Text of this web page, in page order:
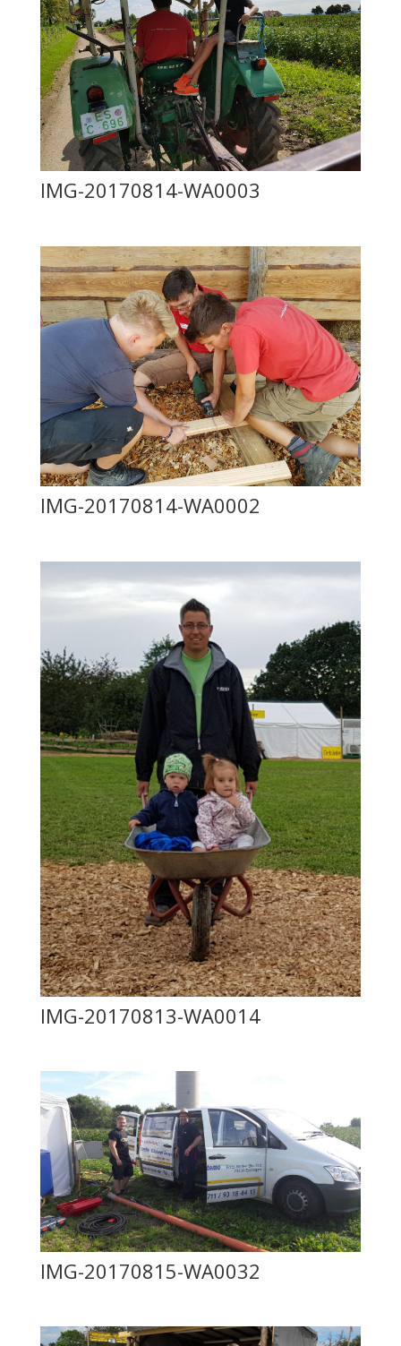
IMG-20170814-WA0003
IMG-20170814-WA0002
IMG-20170813-WA0014
IMG-20170815-WA0032